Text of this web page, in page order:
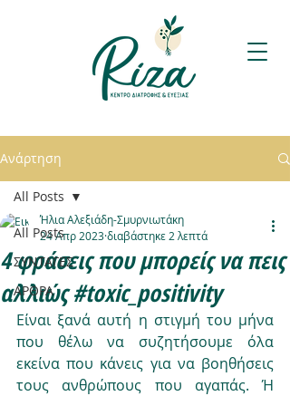
Ανάρτηση
All Posts
ΣΥΝΤΑΓΕΣ
ΑΡΘΡΑ
All Posts
4 φράσεις που μπορείς να πεις
αλλιώς #toxic_positivity
Ήλια Αλεξιάδη-Σμυρνιωτάκη
24 Απρ 2023διαβάστηκε 2 λεπτά
Είναι ξανά αυτή η στιγμή του μήνα
που θέλω να συζητήσουμε όλα
εκείνα που κάνεις για να βοηθήσεις
τους ανθρώπους που αγαπάς. Ή